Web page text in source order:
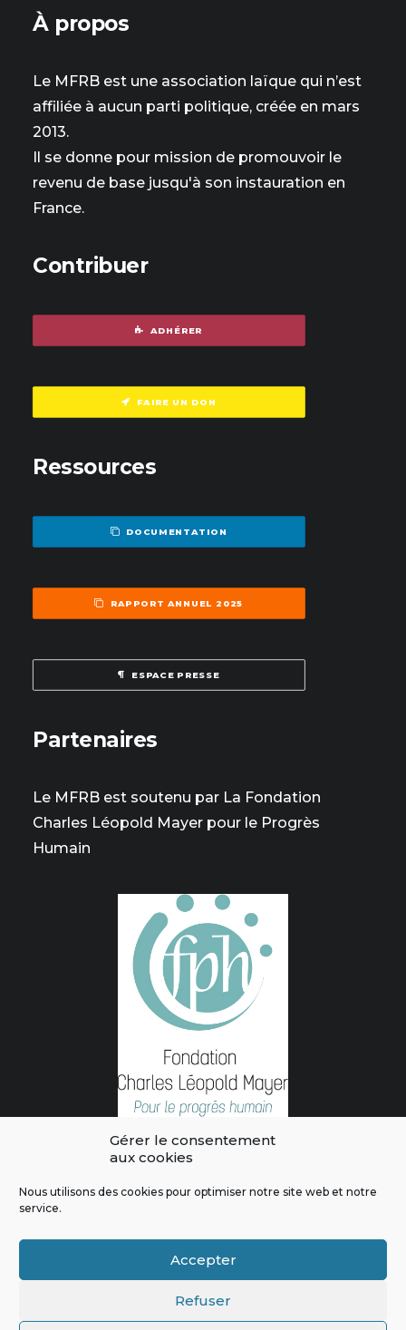
Gérer le consentement
aux cookies
Nous utilisons des cookies pour optimiser notre site web et notre
service.
Accepter
Refuser
À propos
Le MFRB est une association laïque qui n’est
affiliée à aucun parti politique, créée en mars
2013.
Il se donne pour mission de promouvoir le
revenu de base jusqu'à son instauration en
France.
Contribuer
ADHÉRER
FAIRE UN DON
Ressources
DOCUMENTATION
RAPPORT ANNUEL 2025
ESPACE PRESSE
Partenaires
Le MFRB est soutenu par La Fondation
Charles Léopold Mayer pour le Progrès
Humain
L'intégralité des contenus de ce site sont publiés sous licence
|Politique de confidentialité